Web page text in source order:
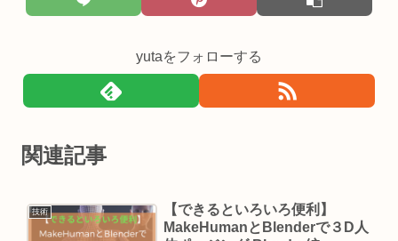
yutaをフォローする
関連記事
技術
【できるといろいろ便利】
MakeHumanとBlenderで３D人